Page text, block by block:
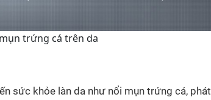
trứng cá trên da
sức khỏe làn da như nổi mụn trứng cá, phát